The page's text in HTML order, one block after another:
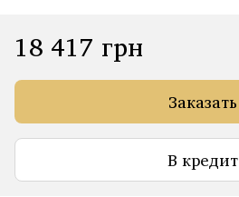
18 417 грн
Заказать
В кредит